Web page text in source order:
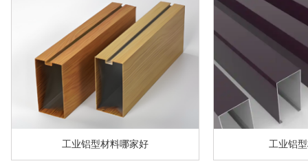
工业铝型材料哪家好 工业铝